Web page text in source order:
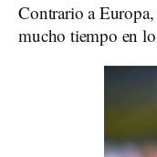
Contrario a
mucho tiempo en